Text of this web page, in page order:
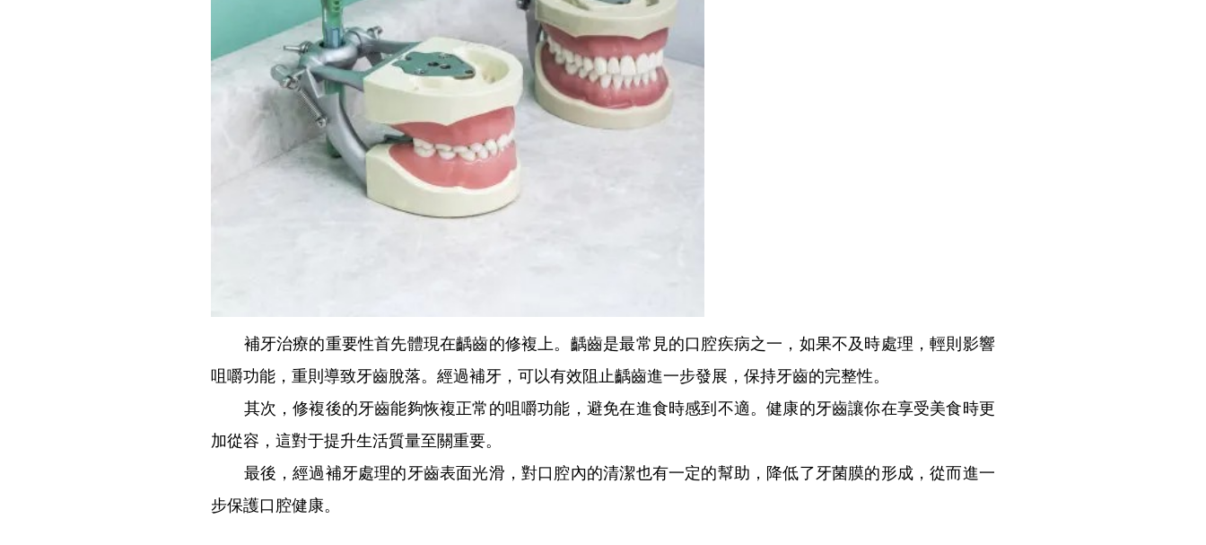
補牙治療的重要性首先體現在齲齒的修複上。齲齒是最常見的口腔疾病之一，如果不及時處理，輕則影響
咀嚼功能，重則導致牙齒脫落。經過補牙，可以有效阻止齲齒進一步發展，保持牙齒的完整性。
其次，修複後的牙齒能夠恢複正常的咀嚼功能，避免在進食時感到不適。健康的牙齒讓你在享受美食時更
加從容，這對于提升生活質量至關重要。
最後，經過補牙處理的牙齒表面光滑，對口腔內的清潔也有一定的幫助，降低了牙菌膜的形成，從而進一
步保護口腔健康。